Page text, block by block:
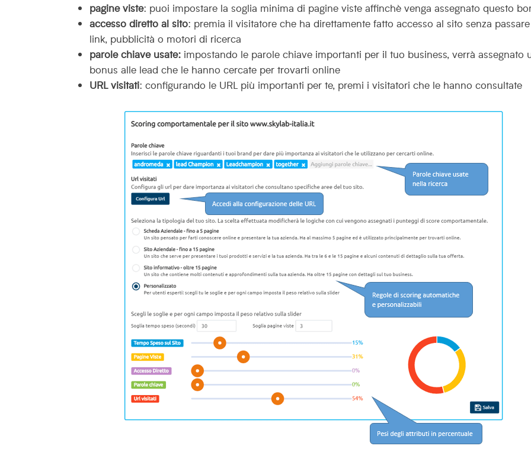
pagine viste: puoi impostare la soglia minima di pagine viste affinchè venga assegnato questo
accesso diretto al sito: premia il visitatore che ha direttamente fatto accesso al sito senza
link, pubblicità o motori di ricerca
parole chiave usate: impostando le parole chiave importanti per il tuo business, verrà assegnato
bonus alle lead che le hanno cercate per trovarti online
URL visitati: configurando le URL più importanti per te, premi i visitatori che le hanno consultate